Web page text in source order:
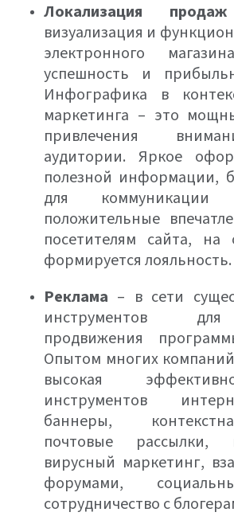
Локализация продаж
визуализация и
электронного
успешность и
Инфографика в
маркетинга – это
привлечения
аудитории. Яркое
полезной информации,
для коммуникации
положительные
посетителям сайта, на
формируется лояльность.
Реклама – в сети
инструментов
продвижения
Опытом многих
высокая
инструментов
баннеры,
почтовые рассылки,
вирусный маркетинг,
форумами,
сотрудничество с